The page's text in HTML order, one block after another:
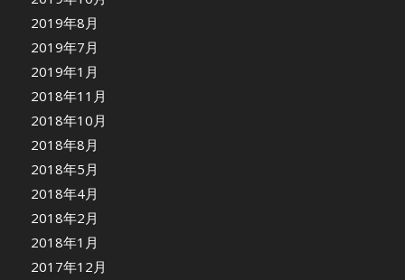
2019年8月
2019年7月
2019年1月
2018年11月
2018年10月
2018年8月
2018年5月
2018年4月
2018年2月
2018年1月
2017年12月